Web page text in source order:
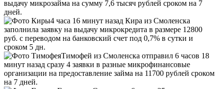
выдачу микрозайма на сумму 7,6 тысяч рублей сроком на 7
дней.
4 часа 16 минут назад Кира из Смоленска
заполнила заявку на выдачу микрокредита в размере 12800
руб. с переводом на банковский счет под 0,7% в сутки и
сроком 5 дн.
Тимофей из Смоленска отправил 6 часов 18
минут назад сразу 4 заявки в разные микрофинансовые
организации на предоставление займа на 11700 рублей сроком
на 7 дней.